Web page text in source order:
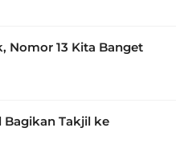
Nomor 13 Kita Banget
Bagikan Takjil ke